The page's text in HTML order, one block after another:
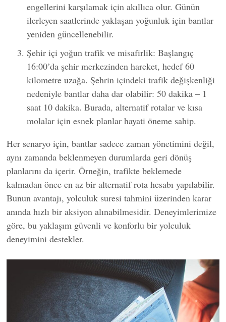
engellerini karşılamak için akıllıca olur. Günün
ilerleyen saatlerinde yaklaşan yoğunluk için bantlar
yeniden güncellenebilir.
Şehir içi yoğun trafik ve misafirlik: Başlangıç
16:00’da şehir merkezinden hareket, hedef 60
kilometre uzağa. Şehrin içindeki trafik değişkenliği
nedeniyle bantlar daha dar olabilir: 50 dakika – 1
saat 10 dakika. Burada, alternatif rotalar ve kısa
molalar için esnek planlar hayati öneme sahip.
Her senaryo için, bantlar sadece zaman yönetimini değil,
aynı zamanda beklenmeyen durumlarda geri dönüş
planlarını da içerir. Örneğin, trafikte beklemede
kalmadan önce en az bir alternatif rota hesabı yapılabilir.
Bunun avantajı, yolculuk suresi tahmini üzerinden karar
anında hızlı bir aksiyon alınabilmesidir. Deneyimlerimize
göre, bu yaklaşım güvenli ve konforlu bir yolculuk
deneyimini destekler.